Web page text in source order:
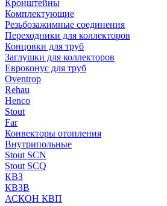
Кронштейны
Комплектующие
Резьбозажимные соединения
Переходники для коллекторов
Концовки для труб
Заглушки для коллекторов
Евроконус для труб
Oventrop
Rehau
Henco
Stout
Far
Конвекторы отопления
Внутрипольные
Stout SCN
Stout SCQ
КВЗ
КВЗВ
АСКОН КВП